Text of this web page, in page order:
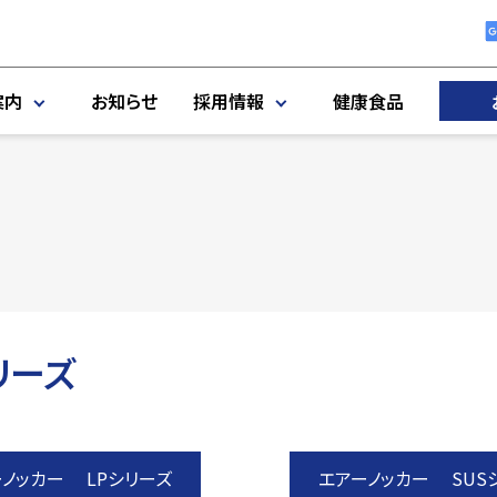
お知らせ 採用情報 健康食品
ーズ
ノッカー LPシリーズ エアーノッカー SUS